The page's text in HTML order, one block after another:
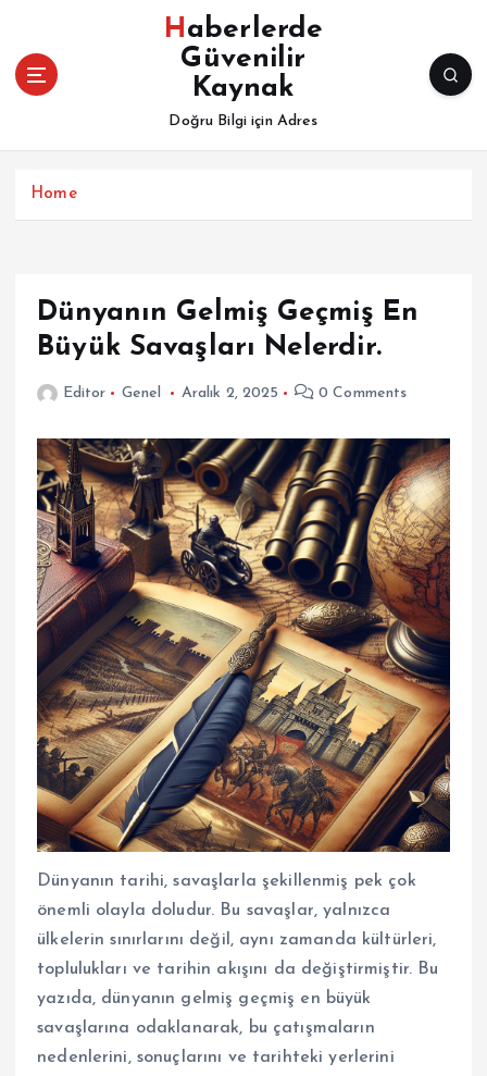
Haberlerde
Güvenilir
Kaynak
Doğru Bilgi için Adres
Home
Dünyanın Gelmiş Geçmiş En
Büyük Savaşları Nelerdir.
Editor Genel Aralık 2, 2025 0 Comments
Dünyanın tarihi, savaşlarla şekillenmiş pek çok
önemli olayla doludur. Bu savaşlar, yalnızca
ülkelerin sınırlarını değil, aynı zamanda kültürleri,
toplulukları ve tarihin akışını da değiştirmiştir. Bu
yazıda, dünyanın gelmiş geçmiş en büyük
savaşlarına odaklanarak, bu çatışmaların
nedenlerini, sonuçlarını ve tarihteki yerlerini